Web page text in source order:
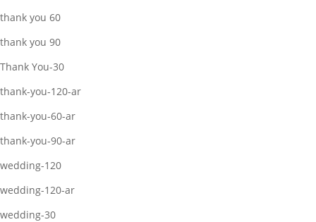
thank you 60
thank you 90
Thank You-30
thank-you-120-ar
thank-you-60-ar
thank-you-90-ar
wedding-120
wedding-120-ar
wedding-30